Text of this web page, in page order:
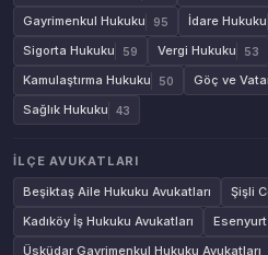
Gayrimenkul Hukuku 95 İdare Hukuku
Sigorta Hukuku 59 Vergi Hukuku 53
Kamulaştırma Hukuku 50 Göç ve
Sağlık Hukuku 43
İLÇE AVUKATLARI
Beşiktaş Aile Hukuku Avukatları
Şişli
Kadıköy İş Hukuku Avukatları
Üsküdar Gayrimenkul Hukuku Avukatları